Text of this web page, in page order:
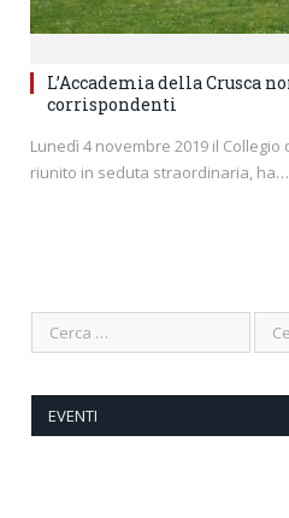
L’Accademia della Crusca
corrispondenti
Lunedì 4 novembre 2019 il Collegio
riunito in seduta straordinaria, ha…
EVENTI